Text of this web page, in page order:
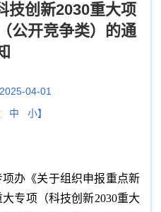
技创新2030重大项
公开竞争类）的通
2025-04-01
中 小】
办《关于组织申报重点新
专项（科技创新2030重大